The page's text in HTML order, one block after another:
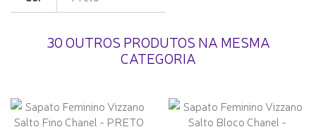
30 OUTROS PRODUTOS NA MESMA
CATEGORIA